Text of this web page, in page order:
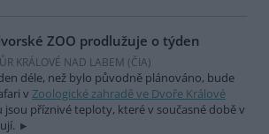
ZOO prodlužuje o týden
KRÁLOVÉ NAD LABEM (ČIA)
déle, než bylo původně plánováno, bude
v Zoologické zahradě ve Dvoře Králové
jsou příznivé teploty, které v současné době v